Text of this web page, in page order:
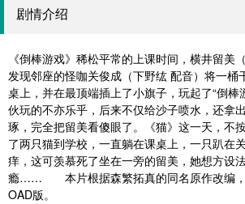
剧情介绍
《倒棒游戏》稀松平常的上课时间，横井留美
发现邻座的怪咖关俊成（下野纮 配音）将一桶
桌上，并在最顶端插上了小旗子，玩起了“倒棒
伙玩的不亦乐乎，后来不仅给沙子喷水，还拿
琢，完全把留美看傻眼了。《猫》这一天，不
了两只猫到学校，一直躺在课桌上，一只趴在
痒，这可羡慕死了坐在一旁的留美，她想方设
瘾…… 本片根据森繁拓真的同名原作改编，
OAD版。